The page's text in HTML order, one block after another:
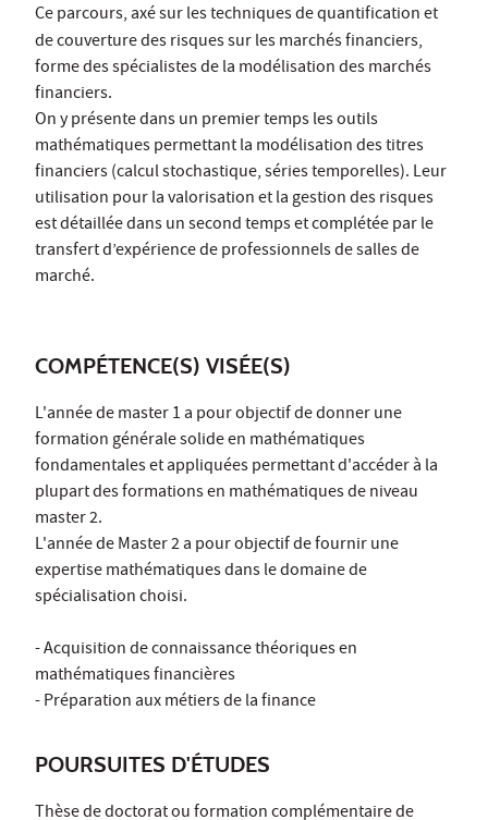
Ce parcours, axé sur les techniques de quantification et
de couverture des risques sur les marchés financiers,
forme des spécialistes de la modélisation des marchés
financiers.
On y présente dans un premier temps les outils
mathématiques permettant la modélisation des titres
financiers (calcul stochastique, séries temporelles). Leur
utilisation pour la valorisation et la gestion des risques
est détaillée dans un second temps et complétée par le
transfert d’expérience de professionnels de salles de
marché.
COMPÉTENCE(S) VISÉE(S)
L'année de master 1 a pour objectif de donner une
formation générale solide en mathématiques
fondamentales et appliquées permettant d'accéder à la
plupart des formations en mathématiques de niveau
master 2.
L'année de Master 2 a pour objectif de fournir une
expertise mathématiques dans le domaine de
spécialisation choisi.
- Acquisition de connaissance théoriques en
mathématiques financières
- Préparation aux métiers de la finance
POURSUITES D'ÉTUDES
Thèse de doctorat ou formation complémentaire de